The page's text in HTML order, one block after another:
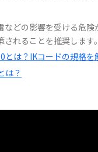
どの影響を受ける危
れることを推奨します。
とは？IKコードの規格を
は？